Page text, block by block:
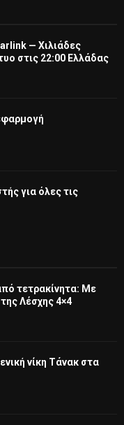
— Χιλιάδες
στις 22:00 Ελλάδας
για όλες τις
τετρακίνητα: Με
Λέσχης 4×4
νίκη Τάνακ στα